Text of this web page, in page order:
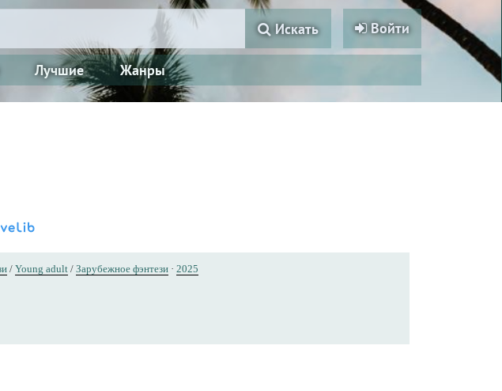
Войти
Искать
Лучшие Жанры
/ Young adult / Зарубежное фэнтези · 2025